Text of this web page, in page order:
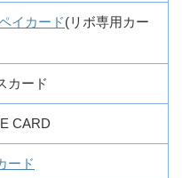
イカード(リボ専用カー
カード
CARD
ード